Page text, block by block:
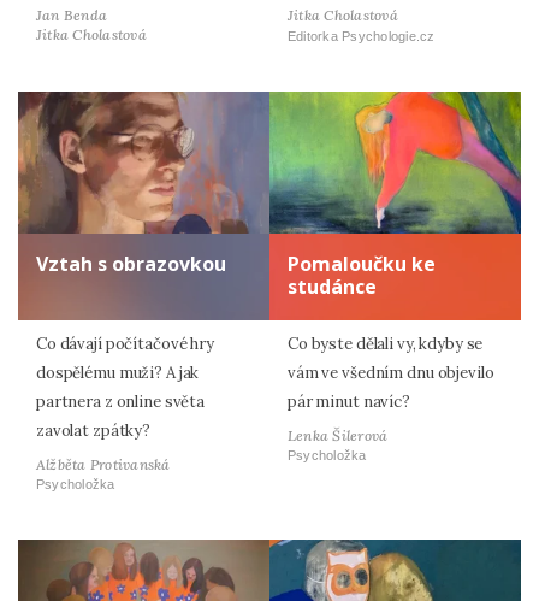
Jan Benda
Jitka Cholastová
Jitka Cholastová
Editorka Psychologie.cz
Vztah s obrazovkou
Co dávají počítačové hry
dospělému muži? A jak
partnera z online světa
zavolat zpátky?
Alžběta Protivanská
Psycholožka
Pomaloučku ke
studánce
Co byste dělali vy, kdyby se
vám ve všedním dnu objevilo
pár minut navíc?
Lenka Šilerová
Psycholožka